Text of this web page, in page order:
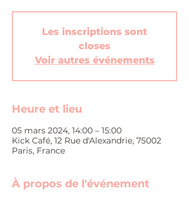
Les inscriptions sont
closes
Voir autres événements
Heure et lieu
05 mars 2024, 14:00 – 15:00
Kick Café, 12 Rue d'Alexandrie, 75002
Paris, France
À propos de l'événement